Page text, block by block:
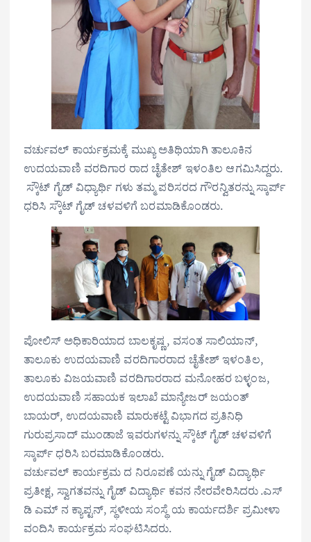
ವರ್ಚುವಲ್ ಕಾರ್ಯಕ್ರಮಕ್ಕೆ ಮುಖ್ಯ ಅತಿಥಿಯಾಗಿ ತಾಲೂಕಿನ
ಉದಯವಾಣಿ ವರದಿಗಾರ ರಾದ ಚೈತೇಶ್ ಇಳಂತಿಲ ಆಗಮಿಸಿದ್ದರು.
‌‌‌‌‌‌ ಸ್ಕೌಟ್ ಗೈಡ್ ವಿಧ್ಯಾರ್ಥಿ ಗಳು ತಮ್ಮ ಪರಿಸರದ ಗೌರನ್ವಿತರನ್ನು ಸ್ಕಾರ್ಪ್
ಧರಿಸಿ ಸ್ಕೌಟ್ ಗೈಡ್ ಚಳವಳಿಗೆ ಬರಮಾಡಿಕೊಂಡರು.
ಪೋಲಿಸ್ ಅಧಿಕಾರಿಯಾದ ಬಾಲಕೃಷ್ಣ , ವಸಂತ ಸಾಲಿಯಾನ್,
ತಾಲೂಕು ಉದಯವಾಣಿ ವರದಿಗಾರರಾದ ಚೈತೇಶ್ ಇಳಂತಿಲ,
ತಾಲೂಕು ವಿಜಯವಾಣಿ ವರದಿಗಾರರಾದ ಮನೋಹರ ಬಳ್ಳಂಜ,
ಉದಯವಾಣಿ ಸಹಾಯಕ ಇಲಾಖೆ ಮಾನ್ಯೇಜರ್ ಜಯಂತ್
ಬಾಯರ್, ಉದಯವಾಣಿ ಮಾರುಕಟ್ಟೆ ವಿಭಾಗದ ಪ್ರತಿನಿಧಿ
ಗುರುಪ್ರಸಾದ್ ಮುಂಡಾಜೆ ಇವರುಗಳನ್ನು ಸ್ಕೌಟ್ ಗೈಡ್ ಚಳವಳಿಗೆ
ಸ್ಕಾರ್ಪ್ ಧರಿಸಿ ಬರಮಾಡಿಕೊಂಡರು.
ವರ್ಚುವಲ್ ಕಾರ್ಯಕ್ರಮ ದ ನಿರೂಪಣೆ ಯನ್ನು ಗೈಡ್ ವಿದ್ಯಾರ್ಥಿ
ಪ್ರತೀಕ್ಷ, ಸ್ವಾಗತವನ್ನು ಗೈಡ್ ವಿದ್ಯಾರ್ಥಿ ಕವನ ನೇರವೇರಿಸಿದರು .ಎಸ್
ಡಿ ಎಮ್ ನ ಕ್ಯಾಪ್ಟನ್, ಸ್ಥಳೀಯ ಸಂಸ್ಥೆ ಯ ಕಾರ್ಯದರ್ಶಿ ಪ್ರಮೀಳಾ
ವಂದಿಸಿ ಕಾರ್ಯಕ್ರಮ ಸಂಘಟಿಸಿದರು.